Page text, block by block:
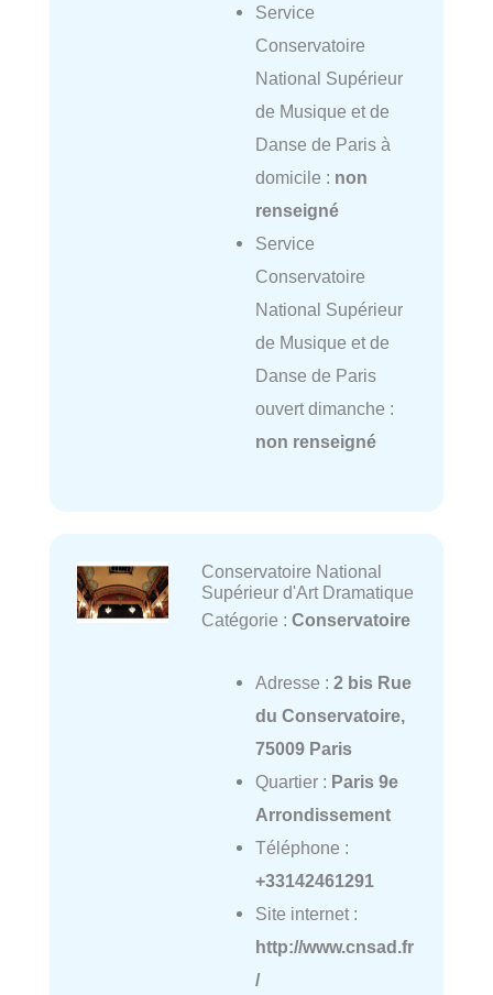
Service
Conservatoire
National Supérieur
de Musique et de
Danse de Paris à
domicile : non
renseigné
Service
Conservatoire
National Supérieur
de Musique et de
Danse de Paris
ouvert dimanche :
non renseigné
Conservatoire National
Supérieur d'Art Dramatique
Catégorie : Conservatoire
Adresse : 2 bis Rue
du Conservatoire,
75009 Paris
Quartier : Paris 9e
Arrondissement
Téléphone :
+33142461291
Site internet :
http://www.cnsad.fr
/